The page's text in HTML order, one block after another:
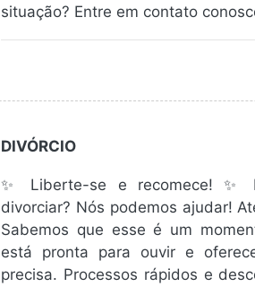
situação? Entre em contato
DIVÓRCIO
✨ Liberte-se e recomece! ✨
divorciar? Nós podemos ajudar!
Sabemos que esse é um
está pronta para ouvir e
precisa. Processos rápidos e